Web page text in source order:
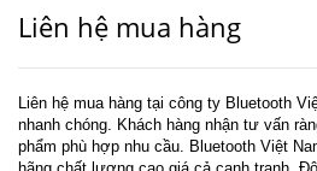
Liên hệ mua hàng
Liên hệ mua hàng tại công ty Bluetooth
nhanh chóng. Khách hàng nhận tư vấn
phẩm phù hợp nhu cầu. Bluetooth Việt